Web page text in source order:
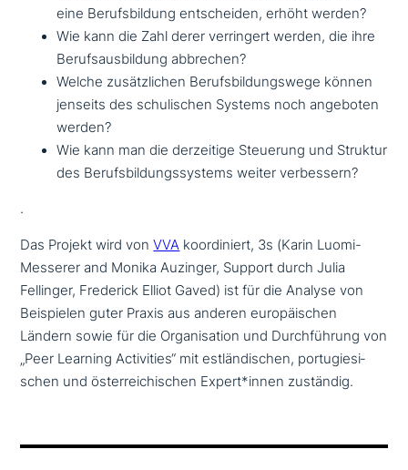
eine Berufsbildung ent­schei­den, erhöht werden?
Wie kann die Zahl derer ver­rin­gert werden, die ihre
Berufsausbildung abbrechen?
Welche zusätz­li­chen Berufsbildungswege können
jenseits des schu­li­schen Systems noch angeboten
werden?
Wie kann man die der­zei­ti­ge Steuerung und Struktur
des Berufsbildungssystems weiter verbessern?
.
Das Projekt wird vonVVA koor­di­niert, 3s (Karin Luomi-
Messerer and Monika Auzinger, Support durch Julia
Fellinger, Frederick Elliot Gaved) ist für die Analyse von
Beispielen guter Praxis aus anderen euro­päi­schen
Ländern sowie für die Organisation und Durchführung von
„Peer Learning Activities“ mit est­län­di­schen, por­tu­gie­si­
schen und öster­rei­chi­schen Expert*innen zuständig.